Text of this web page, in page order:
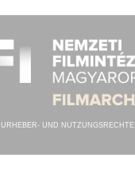
URHEBER- UND NUTZUNGSRECHTE